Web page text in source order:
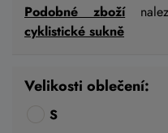
Podobné zboží
cyklistické sukně
Velikosti oblečení:
S